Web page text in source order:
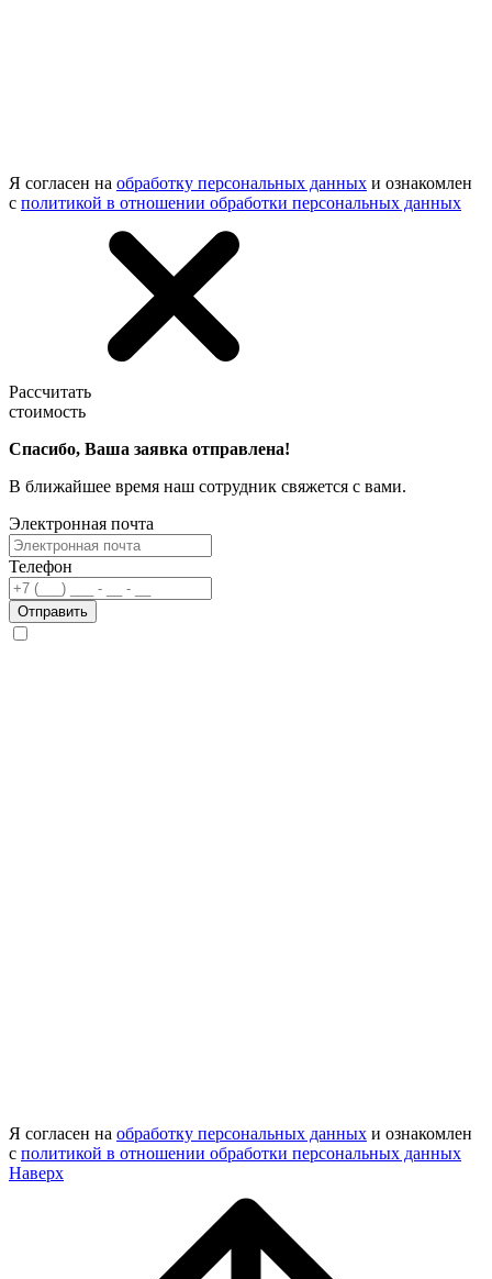
Я согласен на обработку персональных данных и ознакомлен
с политикой в отношении обработки персональных данных
Рассчитать
стоимость
Спасибо, Ваша заявка отправлена!
В ближайшее время наш сотрудник свяжется с вами.
Электронная почта
Телефон
Отправить
Я согласен на обработку персональных данных и ознакомлен
с политикой в отношении обработки персональных данных
Наверх